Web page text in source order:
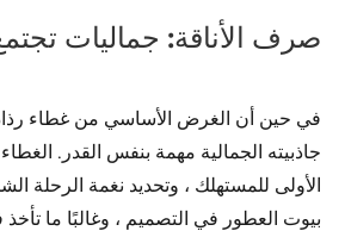
صرف الأناقة: جماليات
في حين أن الغرض الأساسي من غطاء
جاذبيته الجمالية مهمة بنفس القدر.
الأولى للمستهلك ، وتحديد نغمة الرحلة
بيوت العطور في التصميم ، وغالبًا ما تأخذ